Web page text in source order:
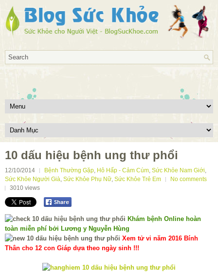
10 dấu hiệu bệnh ung thư phổi
12/10/2014 Bệnh Thường Gặp, Hô Hấp - Cảm Cúm, Sức Khỏe Nam Giới,
Sức Khỏe Người Già, Sức Khỏe Phụ Nữ, Sức Khỏe Trẻ Em
No comments
3010 views
Khám bệnh Online hoàn
toàn miễn phí bởi Lương y Nguyễn Hùng
Xem tử vi năm 2016 Bính
Thân cho 12 con Giáp dựa theo ngày sinh !!!